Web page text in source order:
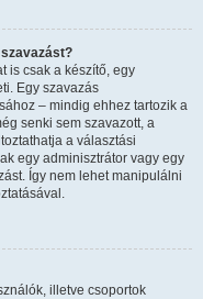
is csak a készítő, egy
Egy szavazás
– mindig ehhez tartozik a
senki sem szavazott, a
a választási
egy adminisztrátor vagy egy
Így nem lehet manipulálni
illetve csoportok